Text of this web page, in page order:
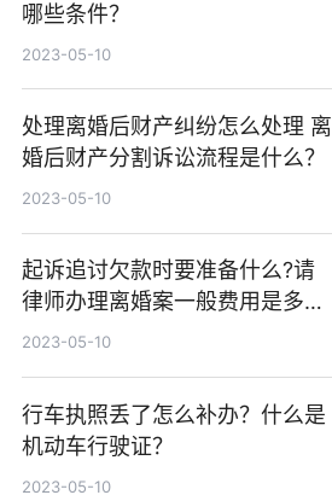
哪些条件？
2023-05-10
处理离婚后财产纠纷怎么处理 离
婚后财产分割诉讼流程是什么？
2023-05-10
起诉追讨欠款时要准备什么?请
律师办理离婚案一般费用是多
少？
2023-05-10
行车执照丢了怎么补办？什么是
机动车行驶证？
2023-05-10